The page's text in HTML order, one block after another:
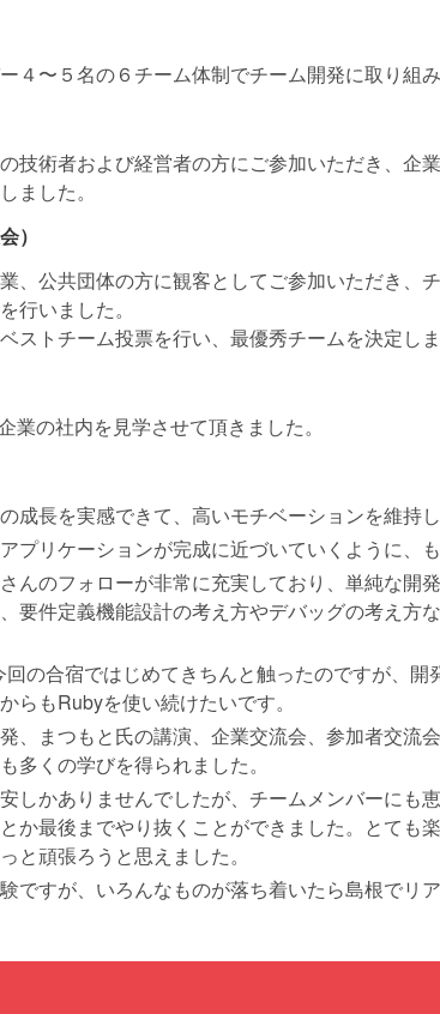
４〜５名の６チーム体制でチーム開発に取り組み
技術者および経営者の方にご参加いただき、企
ました。
）
、公共団体の方に観客としてご参加いただき、
行いました。
ストチーム投票を行い、最優秀チームを決定しま
業の社内を見学させて頂きました。
成長を実感できて、高いモチベーションを維持
プリケーションが完成に近づいていくように、
んのフォローが非常に充実しており、単純な開
要件定義機能設計の考え方やデバッグの考え方
回の合宿ではじめてきちんと触ったのですが、
らもRubyを使い続けたいです。
、まつもと氏の講演、企業交流会、参加者交流
多くの学びを得られました。
しかありませんでしたが、チームメンバーにも
か最後までやり抜くことができました。とても
と頑張ろうと思えました。
ですが、いろんなものが落ち着いたら島根でリ